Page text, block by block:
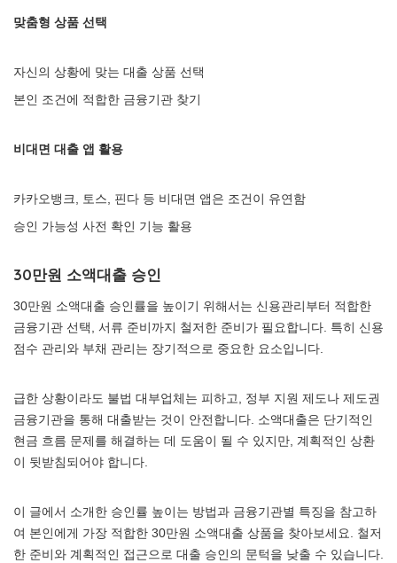
맞춤형 상품 선택
자신의 상황에 맞는 대출 상품 선택
본인 조건에 적합한 금융기관 찾기
비대면 대출 앱 활용
카카오뱅크, 토스, 핀다 등 비대면 앱은 조건이 유연함
승인 가능성 사전 확인 기능 활용
30만원 소액대출 승인
30만원 소액대출 승인률을 높이기 위해서는 신용관리부터 적합한
금융기관 선택, 서류 준비까지 철저한 준비가 필요합니다. 특히 신용
점수 관리와 부채 관리는 장기적으로 중요한 요소입니다.
급한 상황이라도 불법 대부업체는 피하고, 정부 지원 제도나 제도권
금융기관을 통해 대출받는 것이 안전합니다. 소액대출은 단기적인
현금 흐름 문제를 해결하는 데 도움이 될 수 있지만, 계획적인 상환
이 뒷받침되어야 합니다.
이 글에서 소개한 승인률 높이는 방법과 금융기관별 특징을 참고하
여 본인에게 가장 적합한 30만원 소액대출 상품을 찾아보세요. 철저
한 준비와 계획적인 접근으로 대출 승인의 문턱을 낮출 수 있습니다.